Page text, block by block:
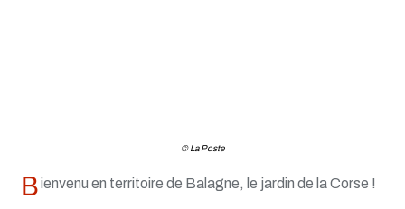
© La Poste
Bienvenu en territoire de Balagne, le jardin de la Corse !